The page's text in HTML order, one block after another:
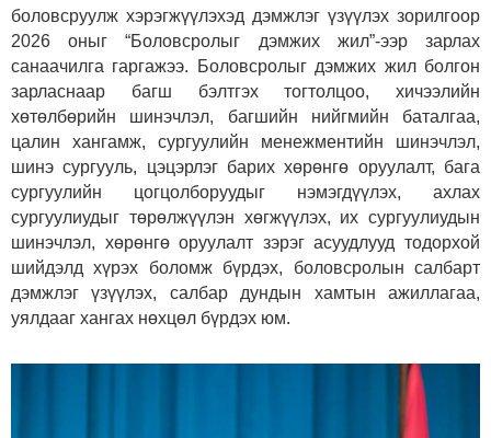
боловсруулж хэрэгжүүлэхэд дэмжлэг үзүүлэх зорилгоор
2026 оныг “Боловсролыг дэмжих жил”-ээр зарлах
санаачилга гаргажээ. Боловсролыг дэмжих жил болгон
зарласнаар багш бэлтгэх тогтолцоо, хичээлийн
хөтөлбөрийн шинэчлэл, багшийн нийгмийн баталгаа,
цалин хангамж, сургуулийн менежментийн шинэчлэл,
шинэ сургууль, цэцэрлэг барих хөрөнгө оруулалт, бага
сургуулийн цогцолборуудыг нэмэгдүүлэх, ахлах
сургуулиудыг төрөлжүүлэн хөгжүүлэх, их сургуулиудын
шинэчлэл, хөрөнгө оруулалт зэрэг асуудлууд тодорхой
шийдэлд хүрэх боломж бүрдэх, боловсролын салбарт
дэмжлэг үзүүлэх, салбар дундын хамтын ажиллагаа,
уялдааг хангах нөхцөл бүрдэх юм.